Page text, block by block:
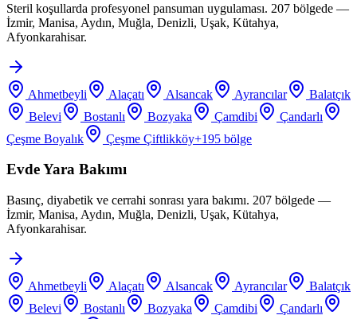
Steril koşullarda profesyonel pansuman uygulaması. 207 bölgede —
İzmir, Manisa, Aydın, Muğla, Denizli, Uşak, Kütahya,
Afyonkarahisar.
Ahmetbeyli Alaçatı Alsancak Ayrancılar
Balatçık
Belevi
Bostanlı Bozyaka Çamdibi
Çandarlı
Çeşme Boyalık
Çeşme Çiftlikköy+195 bölge
Evde Yara Bakımı
Basınç, diyabetik ve cerrahi sonrası yara bakımı. 207 bölgede —
İzmir, Manisa, Aydın, Muğla, Denizli, Uşak, Kütahya,
Afyonkarahisar.
Ahmetbeyli Alaçatı Alsancak Ayrancılar
Balatçık
Belevi
Bostanlı Bozyaka Çamdibi
Çandarlı